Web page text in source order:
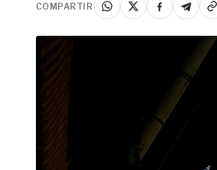
COMPARTIR